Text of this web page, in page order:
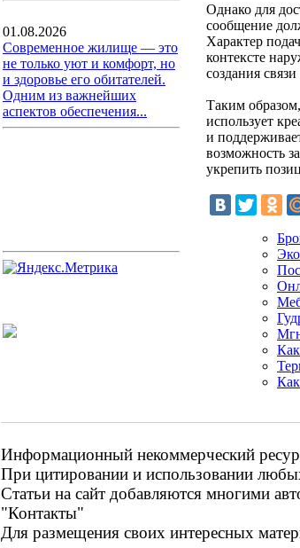
01.08.2026
Современное жилище — это
не только уют и комфорт, но
и здоровье его обитателей.
Одним из важнейших
аспектов обеспечения...
Однако для
сообщение
Характер
контексте
создания
Таким
использует
и
возможность
укрепить
Информационный некоммерческий
При цитировании и использовании
Статьи на сайт добавляются многими
"Контакты"
Для размещения своих интересных